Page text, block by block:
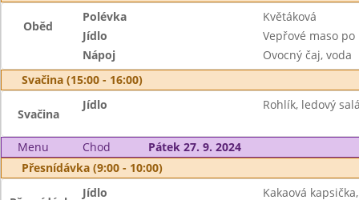
Oběd
Polévka
Květáková
Jídlo
Vepřové maso
Nápoj
Ovocný čaj, voda
Svačina (15:00 - 16:00)
Svačina
Jídlo Rohlík, ledový
Menu Chod
Pátek 27. 9. 2024
Přesnídávka (9:00 - 10:00)
Jídlo Kakaová